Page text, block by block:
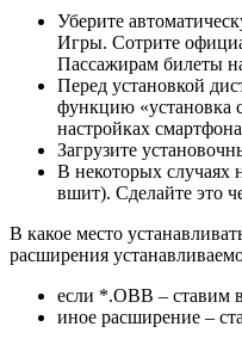
Уберите
Игры. Сотрите
Пассажирам билеты
Перед установкой
функцию «установка
настройках
Загрузите
В некоторых случаях
вшит). Сделайте это
В какое место
расширения
если *.OBB – ставим
иное расширение –